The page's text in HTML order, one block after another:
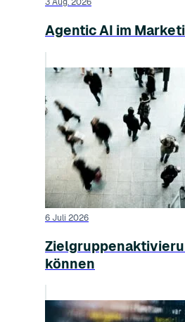
3 Aug. 2026
Agentic AI im
6 Juli 2026
können